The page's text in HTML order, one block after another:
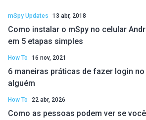
mSpy Updates 13 abr, 2018
Como instalar o mSpy no celular
em 5 etapas simples
How To 16 nov, 2021
6 maneiras práticas de fazer login
alguém
How To 22 abr, 2026
Como as pessoas podem ver se